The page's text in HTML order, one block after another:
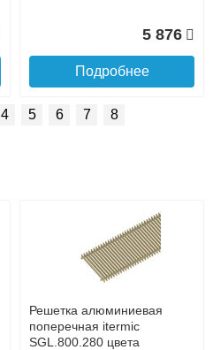
до подъезда
5 876
Подробнее
Решетка алюминиевая
поперечная itermic
SGL.900.160 цвета
шампань
4 5 6 7 8
Решетка алюминиевая
поперечная itermic
SGL.800.280 цвета